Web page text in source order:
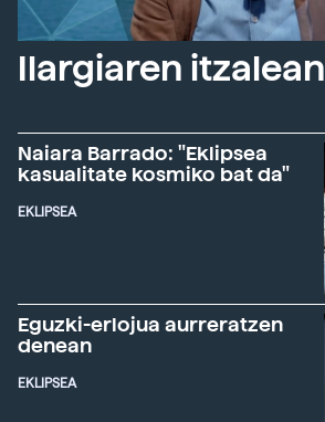
Ilargiaren itzalean
Naiara Barrado: "Eklipsea
kasualitate kosmiko bat da"
EKLIPSEA
Eguzki-erlojua aurreratzen
denean
EKLIPSEA